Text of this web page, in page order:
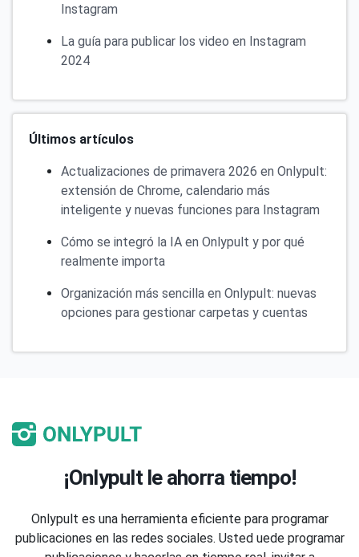
Instagram
La guía para publicar los video en Instagram
2024
Últimos artículos
Actualizaciones de primavera 2026 en Onlypult:
extensión de Chrome, calendario más
inteligente y nuevas funciones para Instagram
Cómo se integró la IA en Onlypult y por qué
realmente importa
Organización más sencilla en Onlypult: nuevas
opciones para gestionar carpetas y cuentas
¡Onlypult le ahorra tiempo!
Onlypult es una herramienta eficiente para programar
publicaciones en las redes sociales. Usted uede programar